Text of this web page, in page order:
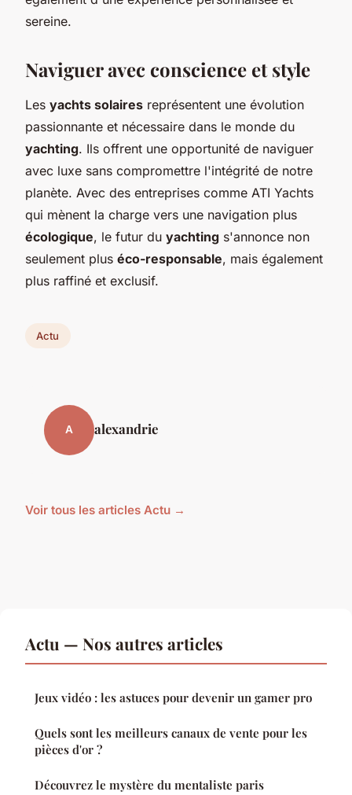
sereine.
Naviguer avec conscience et style
Les yachts solaires représentent une évolution
passionnante et nécessaire dans le monde du
yachting. Ils offrent une opportunité de naviguer
avec luxe sans compromettre l'intégrité de notre
planète. Avec des entreprises comme ATI Yachts
qui mènent la charge vers une navigation plus
écologique, le futur du yachting s'annonce non
seulement plus éco-responsable, mais également
plus raffiné et exclusif.
Actu
A alexandrie
Voir tous les articles Actu →
Actu — Nos autres articles
Jeux vidéo : les astuces pour devenir un gamer pro
Quels sont les meilleurs canaux de vente pour les
pièces d'or ?
Découvrez le mystère du mentaliste paris